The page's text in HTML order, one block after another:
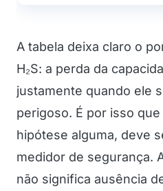
A tabela deixa claro o
H₂S: a perda da
justamente quando ele
perigoso. É por isso
hipótese alguma, deve
medidor de segurança.
não significa ausência